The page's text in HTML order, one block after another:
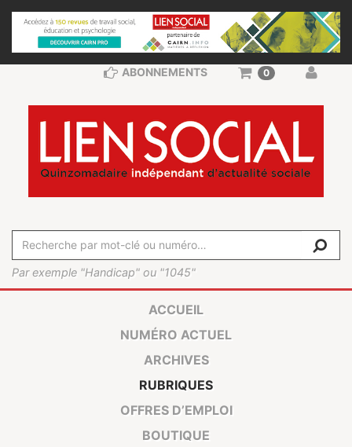
Par exemple "Handicap" ou "1045"
ABONNEMENTS 0
ACCUEIL
NUMÉRO ACTUEL
ARCHIVES
RUBRIQUES
OFFRES D’EMPLOI
BOUTIQUE